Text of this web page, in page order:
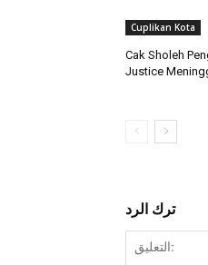
Cuplikan Kota
Cak Sholeh
Justice
ترك الرد